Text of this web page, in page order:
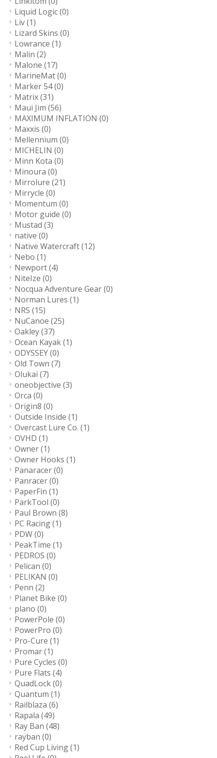
Liquid Logic(0)
Liv(1)
Lizard Skins (0)
Lowrance (1)
Malin (2)
Malone (17)
MarineMat(0)
Marker 54(0)
Matrix(31)
Maui Jim (56)
MAXIMUM INFLATION (0)
Maxxis (0)
Mellennium (0)
MICHELIN (0)
Minn Kota (0)
Minoura (0)
Mirrolure (21)
Mirrycle (0)
Momentum (0)
Motor guide (0)
Mustad (3)
native (0)
Native Watercraft(12)
Nebo (1)
Newport(4)
NiteIze (0)
Nocqua Adventure Gear(0)
Norman Lures (1)
NRS (15)
NuCanoe (25)
Oakley(37)
Ocean Kayak(1)
ODYSSEY(0)
Old Town (7)
Olukai (7)
oneobjective (3)
Orca (0)
Origin8 (0)
Outside Inside (1)
Overcast Lure Co. (1)
OVHD (1)
Owner(1)
Owner Hooks (1)
Panaracer(0)
Panracer(0)
PaperFin (1)
ParkTool (0)
Paul Brown (8)
PC Racing(1)
PDW(0)
PeakTime (1)
PEDROS (0)
Pelican (0)
PELIKAN (0)
Penn (2)
Planet Bike (0)
plano (0)
PowerPole (0)
PowerPro (0)
Pro-Cure (1)
Promar(1)
Pure Cycles (0)
Pure Flats (4)
QuadLock(0)
Quantum (1)
Railblaza (6)
Rapala (49)
Ray Ban (48)
rayban (0)
Red Cup Living(1)